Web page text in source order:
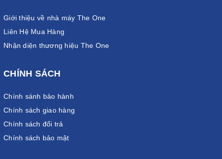
Giới thiệu về nhà máy The One
Liên Hệ Mua Hàng
Nhận diện thương hiệu The One
CHÍNH SÁCH
Chính sánh bảo hành
Chính sách giao hàng
Chính sách đổi trả
Chính sách bảo mật